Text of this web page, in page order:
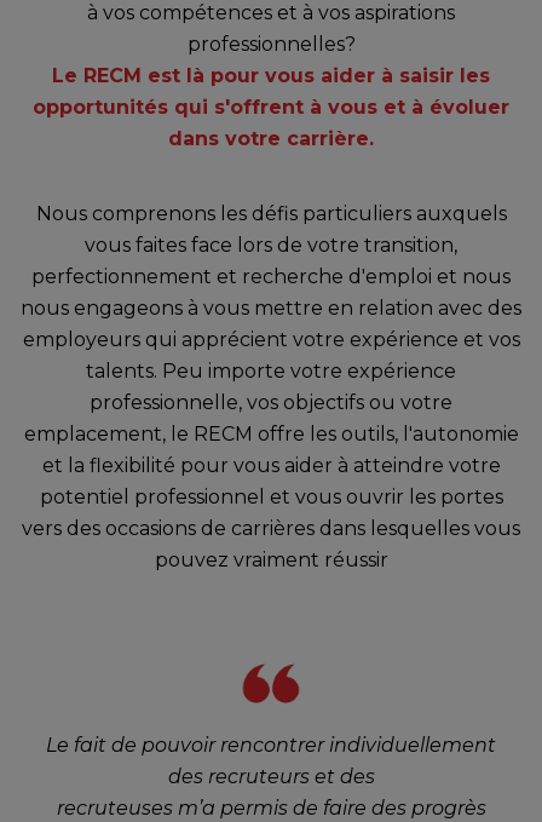
à vos compétences et à vos aspirations
professionnelles?
Le RECM est là pour vous aider à saisir les
opportunités qui s'offrent à vous et à évoluer
dans votre carrière.
Nous comprenons les défis particuliers auxquels
vous faites face lors de votre transition,
perfectionnement et recherche d'emploi et nous
nous engageons à vous mettre en relation avec des
employeurs qui apprécient votre expérience et vos
talents. Peu importe votre expérience
professionnelle, vos objectifs ou votre
emplacement, le RECM offre les outils, l'autonomie
et la flexibilité pour vous aider à atteindre votre
potentiel professionnel et vous ouvrir les portes
vers des occasions de carrières dans lesquelles vous
pouvez vraiment réussir
Le fait de pouvoir rencontrer individuellement
des recruteurs et des
recruteuses m’a permis de faire des progrès